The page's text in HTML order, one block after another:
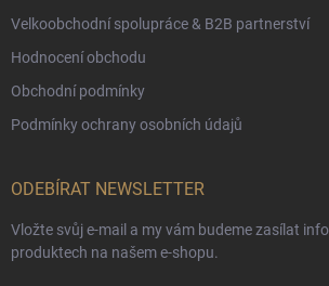
Velkoobchodní spolupráce & B2B partnerství
Hodnocení obchodu
Obchodní podmínky
Podmínky ochrany osobních údajů
ODEBÍRAT NEWSLETTER
Vložte svůj e-mail a my vám budeme zasílat
produktech na našem e-shopu.